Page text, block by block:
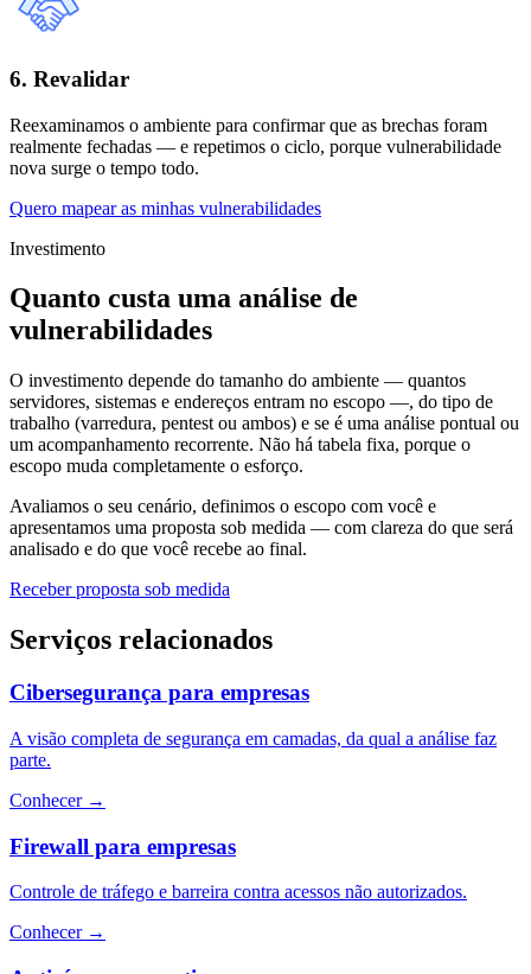
6. Revalidar
Reexaminamos o ambiente para confirmar que as brechas foram
realmente fechadas — e repetimos o ciclo, porque vulnerabilidade
nova surge o tempo todo.
Quero mapear as minhas vulnerabilidades
Investimento
Quanto custa uma análise de
vulnerabilidades
O investimento depende do tamanho do ambiente — quantos
servidores, sistemas e endereços entram no escopo —, do tipo de
trabalho (varredura, pentest ou ambos) e se é uma análise pontual ou
um acompanhamento recorrente. Não há tabela fixa, porque o
escopo muda completamente o esforço.
Avaliamos o seu cenário, definimos o escopo com você e
apresentamos uma proposta sob medida — com clareza do que será
analisado e do que você recebe ao final.
Receber proposta sob medida
Serviços relacionados
Cibersegurança para empresas
A visão completa de segurança em camadas, da qual a análise faz
parte.
Conhecer →
Firewall para empresas
Controle de tráfego e barreira contra acessos não autorizados.
Conhecer →